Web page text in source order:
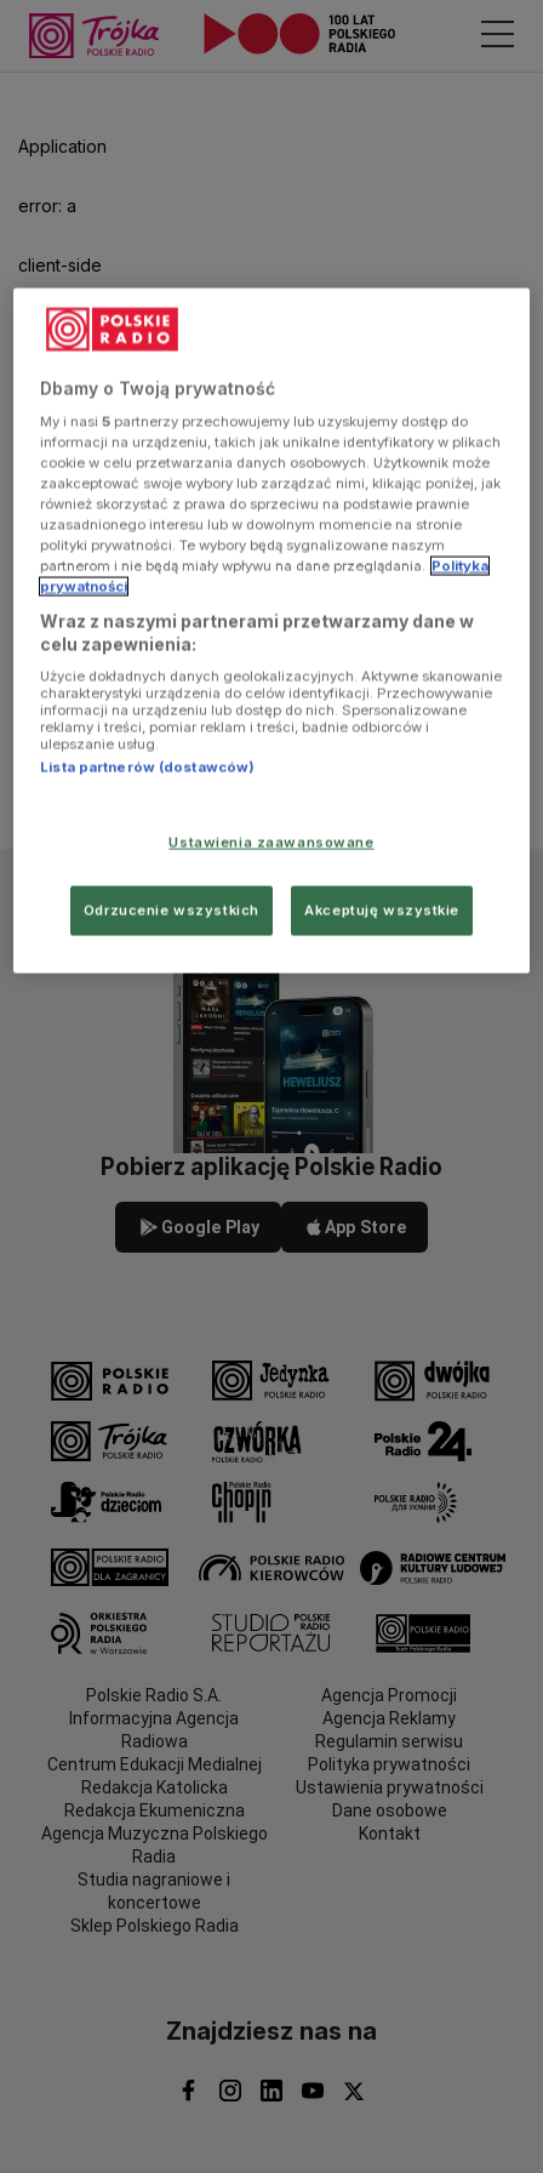
Application
error: a
client-side
exception
has
occurred
(see the
browser
console for
more
information)
aby
odtwarzać.
Pobierz aplikację Polskie Radio
Google Play App Store
Polskie Radio S.A.
Informacyjna Agencja
Radiowa
Centrum Edukacji Medialnej
Redakcja Katolicka
Redakcja Ekumeniczna
Agencja Muzyczna Polskiego
Radia
Studia nagraniowe i
koncertowe
Sklep Polskiego Radia
Agencja Promocji
Agencja Reklamy
Regulamin serwisu
Polityka prywatności
Ustawienia prywatności
Dane osobowe
Kontakt
Znajdziesz nas na
Dbamy o Twoją prywatność
My i nasi5 partnerzy przechowujemy lub uzyskujemy dostęp do
informacji na urządzeniu, takich jak unikalne identyfikatory w plikach
cookie w celu przetwarzania danych osobowych. Użytkownik może
zaakceptować swoje wybory lub zarządzać nimi, klikając poniżej, jak
również skorzystać z prawa do sprzeciwu na podstawie prawnie
uzasadnionego interesu lub w dowolnym momencie na stronie
polityki prywatności. Te wybory będą sygnalizowane naszym
partnerom i nie będą miały wpływu na dane przeglądania. Polityka
prywatności
Wraz z naszymi partnerami przetwarzamy dane w
celu zapewnienia:
Użycie dokładnych danych geolokalizacyjnych. Aktywne skanowanie
charakterystyki urządzenia do celów identyfikacji. Przechowywanie
informacji na urządzeniu lub dostęp do nich. Spersonalizowane
reklamy i treści, pomiar reklam i treści, badnie odbiorców i
ulepszanie usług.
Lista partnerów (dostawców)
Ustawienia zaawansowane
Odrzucenie wszystkich Akceptuję wszystkie